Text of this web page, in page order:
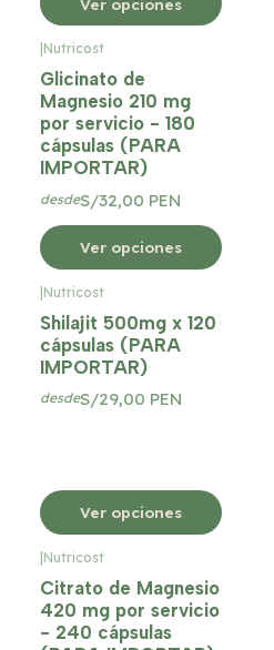
Nutricost
Glicinato de
Magnesio 210 mg
por servicio - 180
cápsulas (PARA
IMPORTAR)
desdeS/32,00 PEN
Ver opciones
|Nutricost
Shilajit 500mg x 120
cápsulas (PARA
IMPORTAR)
desdeS/29,00 PEN
Ver opciones
Nutricost
Citrato de Magnesio
420 mg por servicio
- 240 cápsulas